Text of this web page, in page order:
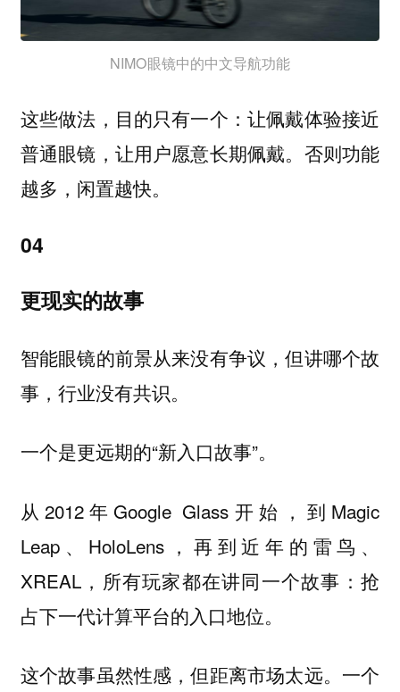
NIMO眼镜中的中文导航功能
这些做法，目的只有一个：让佩戴体验接近
普通眼镜，让用户愿意长期佩戴。否则功能
越多，闲置越快。
04
更现实的故事
智能眼镜的前景从来没有争议，但讲哪个故
事，行业没有共识。
一个是更远期的“新入口故事”。
从2012年Google Glass开始，到Magic
Leap、HoloLens，再到近年的雷鸟、
XREAL，所有玩家都在讲同一个故事：抢
占下一代计算平台的入口地位。
这个故事虽然性感，但距离市场太远。一个